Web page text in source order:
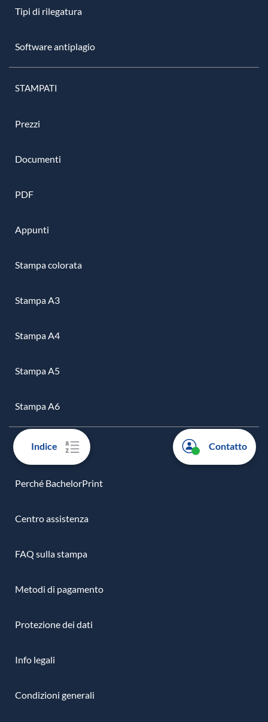
Indice
Tipi di rilegatura
Software antiplagio
STAMPATI
Prezzi
Documenti
PDF
Appunti
Stampa colorata
Stampa A3
Stampa A4
Stampa A5
Stampa A6
L’AZIENDA
Perché BachelorPrint
Centro assistenza
FAQ sulla stampa
Metodi di pagamento
Protezione dei dati
Info legali
Condizioni generali
Contatto